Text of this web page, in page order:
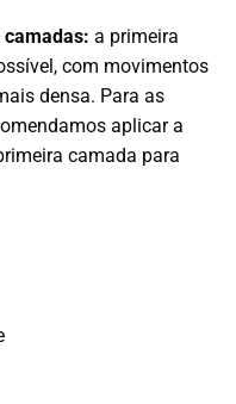
camadas: a primeira
com movimentos
densa. Para as
aplicar a
camada para